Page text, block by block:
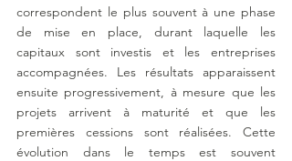
correspondent le plus souvent à une phase
de mise en place, durant laquelle les
capitaux sont investis et les entreprises
accompagnées. Les résultats apparaissent
ensuite progressivement, à mesure que les
projets arrivent à maturité et que les
premières cessions sont réalisées. Cette
évolution dans le temps est souvent